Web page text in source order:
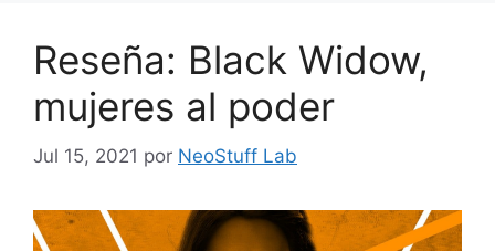
Reseña: Black Widow,
mujeres al poder
Jul 15, 2021 por NeoStuff Lab